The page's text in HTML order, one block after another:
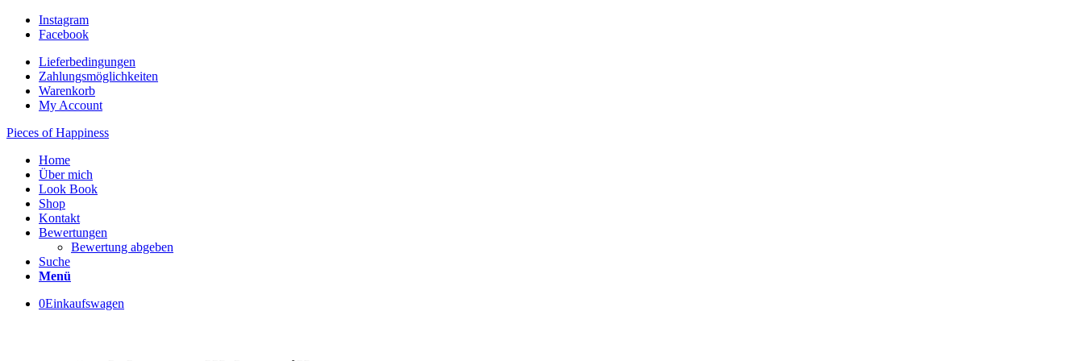
Instagram
Facebook
Lieferbedingungen
Zahlungsmöglichkeiten
Warenkorb
My Account
Pieces of Happiness
Home
Über mich
Look Book
Shop
Kontakt
Bewertungen
Bewertung abgeben
Suche
Menü
0Einkaufswagen